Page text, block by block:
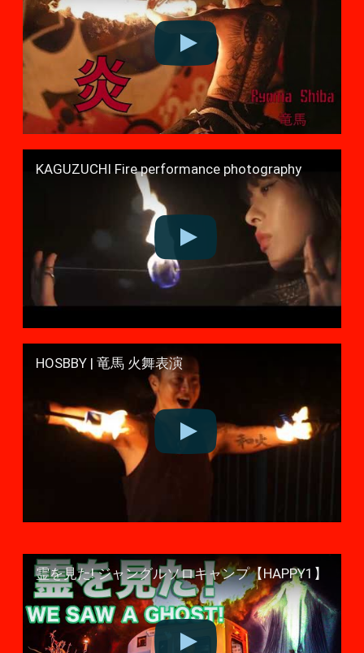
KAGUZUCHI Fire performance photography
HOSBBY | 竜馬 火舞表演
霊を見た! ジャングルソロキャンプ【HAPPY1】